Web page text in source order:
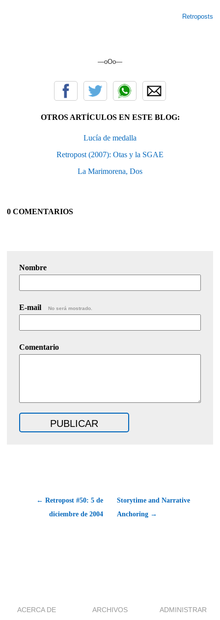
Retroposts
—oOo—
OTROS ARTÍCULOS EN ESTE BLOG:
Lucía de medalla
Retropost (2007): Otas y la SGAE
La Marimorena, Dos
0 COMENTARIOS
Nombre
E-mail No será mostrado.
Comentario
← Retropost #50: 5 de
diciembre de 2004
Storytime and Narrative
Anchoring →
ACERCA DE ARCHIVOS ADMINISTRAR